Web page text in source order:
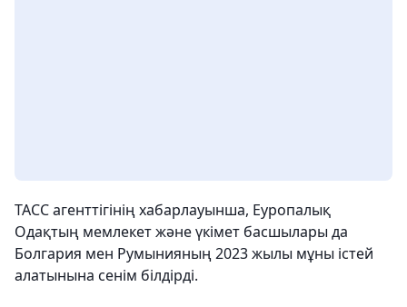
ТАСС агенттігінің хабарлауынша, Еуропалық
Одақтың мемлекет және үкімет басшылары да
Болгария мен Румынияның 2023 жылы мұны істей
алатынына сенім білдірді.